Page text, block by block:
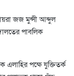
জজ মুন্সী আব্দুল
পাবলিক
পক্ষে যুক্তিতর্ক